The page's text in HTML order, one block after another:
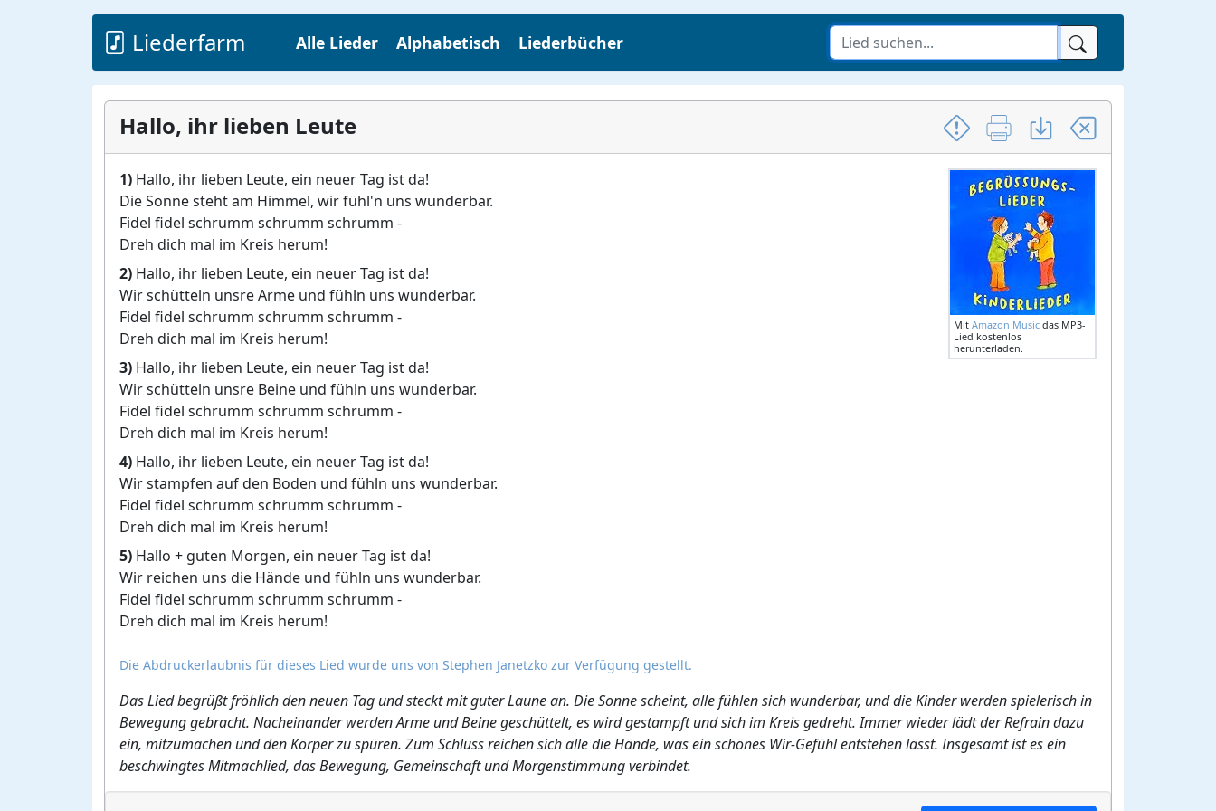
Liederfarm Alle Lieder Alphabetisch Liederbücher
Hallo, ihr lieben Leute
Mit Amazon Music das MP3-
Lied kostenlos
herunterladen.
1) Hallo, ihr lieben Leute, ein neuer Tag ist da!
Die Sonne steht am Himmel, wir fühl'n uns wunderbar.
Fidel fidel schrumm schrumm schrumm -
Dreh dich mal im Kreis herum!
2) Hallo, ihr lieben Leute, ein neuer Tag ist da!
Wir schütteln unsre Arme und fühln uns wunderbar.
Fidel fidel schrumm schrumm schrumm -
Dreh dich mal im Kreis herum!
3) Hallo, ihr lieben Leute, ein neuer Tag ist da!
Wir schütteln unsre Beine und fühln uns wunderbar.
Fidel fidel schrumm schrumm schrumm -
Dreh dich mal im Kreis herum!
4) Hallo, ihr lieben Leute, ein neuer Tag ist da!
Wir stampfen auf den Boden und fühln uns wunderbar.
Fidel fidel schrumm schrumm schrumm -
Dreh dich mal im Kreis herum!
5) Hallo + guten Morgen, ein neuer Tag ist da!
Wir reichen uns die Hände und fühln uns wunderbar.
Fidel fidel schrumm schrumm schrumm -
Dreh dich mal im Kreis herum!
Die Abdruckerlaubnis für dieses Lied wurde uns von Stephen Janetzko zur Verfügung gestellt.
Das Lied begrüßt fröhlich den neuen Tag und steckt mit guter Laune an. Die Sonne scheint, alle fühlen sich wunderbar, und die Kinder werden spielerisch in
Bewegung gebracht. Nacheinander werden Arme und Beine geschüttelt, es wird gestampft und sich im Kreis gedreht. Immer wieder lädt der Refrain dazu
ein, mitzumachen und den Körper zu spüren. Zum Schluss reichen sich alle die Hände, was ein schönes Wir-Gefühl entstehen lässt. Insgesamt ist es ein
beschwingtes Mitmachlied, das Bewegung, Gemeinschaft und Morgenstimmung verbindet.